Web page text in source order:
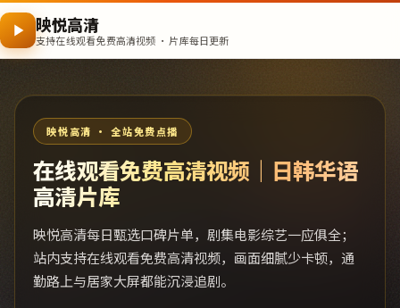
映悦高清
支持在线观看免费高清视频 · 片库每日更新
映悦高清 · 全站免费点播
在线观看免费高清视频｜日韩华语
高清片库
映悦高清每日甄选口碑片单，剧集电影综艺一应俱全；
站内支持在线观看免费高清视频，画面细腻少卡顿，通
勤路上与居家大屏都能沉浸追剧。